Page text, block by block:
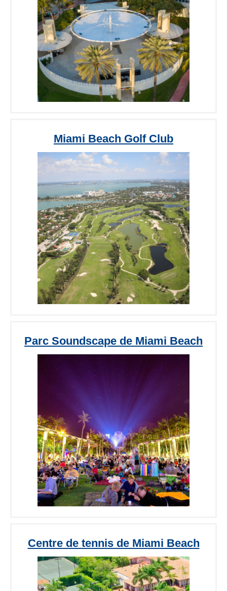
Miami Beach Golf Club
Parc Soundscape de Miami Beach
Centre de tennis de Miami Beach